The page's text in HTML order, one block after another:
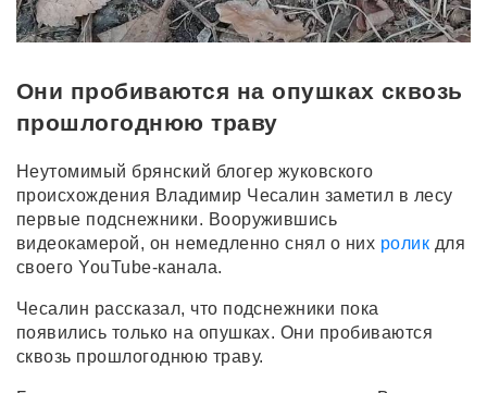
Они пробиваются на опушках сквозь
прошлогоднюю траву
Неутомимый брянский блогер жуковского
происхождения Владимир Чесалин заметил в лесу
первые подснежники. Вооружившись
видеокамерой, он немедленно снял о них ролик для
своего YouTube-канала.
Чесалин рассказал, что подснежники пока
появились только на опушках. Они пробиваются
сквозь прошлогоднюю траву.